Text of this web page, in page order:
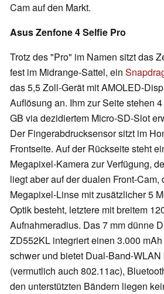
Cam auf den Markt.
Asus Zenfone 4 Selfie Pro
Trotz des "Pro" im Namen sitzt das
fest im Midrange-Sattel, ein
das 5,5 Zoll-Gerät mit AMOLED-
Auflösung an. Ihm zur Seite stehen
GB via dezidiertem Micro-SD-Slot
Der Fingerabdrucksensor sitzt im
Frontseite. Auf der Rückseite steht
Megapixel-Kamera zur Verfügung,
liegt aber auf der dualen Front-Cam,
Megapixel-Linse mit zusätzlicher 5
Optik besteht, letztere mit breitem
Aufnahmeradius. Das 7 mm dünne
ZD552KL integriert einen 3.000
schwer und bietet Dual-Band-WLAN
(vermutlich auch 802.11ac),
den unterstützten Bändern liegen